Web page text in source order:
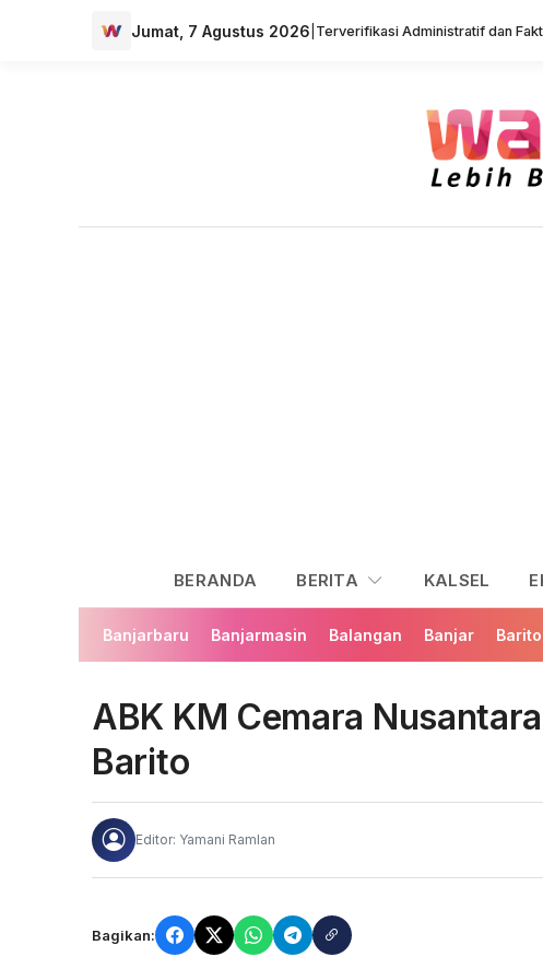
Jumat, 7 Agustus 2026 Terverifikasi Administratif dan
BERANDA BERITA KALSEL
Banjarbaru Banjarmasin Balangan Banjar
ABK KM Cemara
Barito
Editor: Yamani Ramlan
Bagikan: